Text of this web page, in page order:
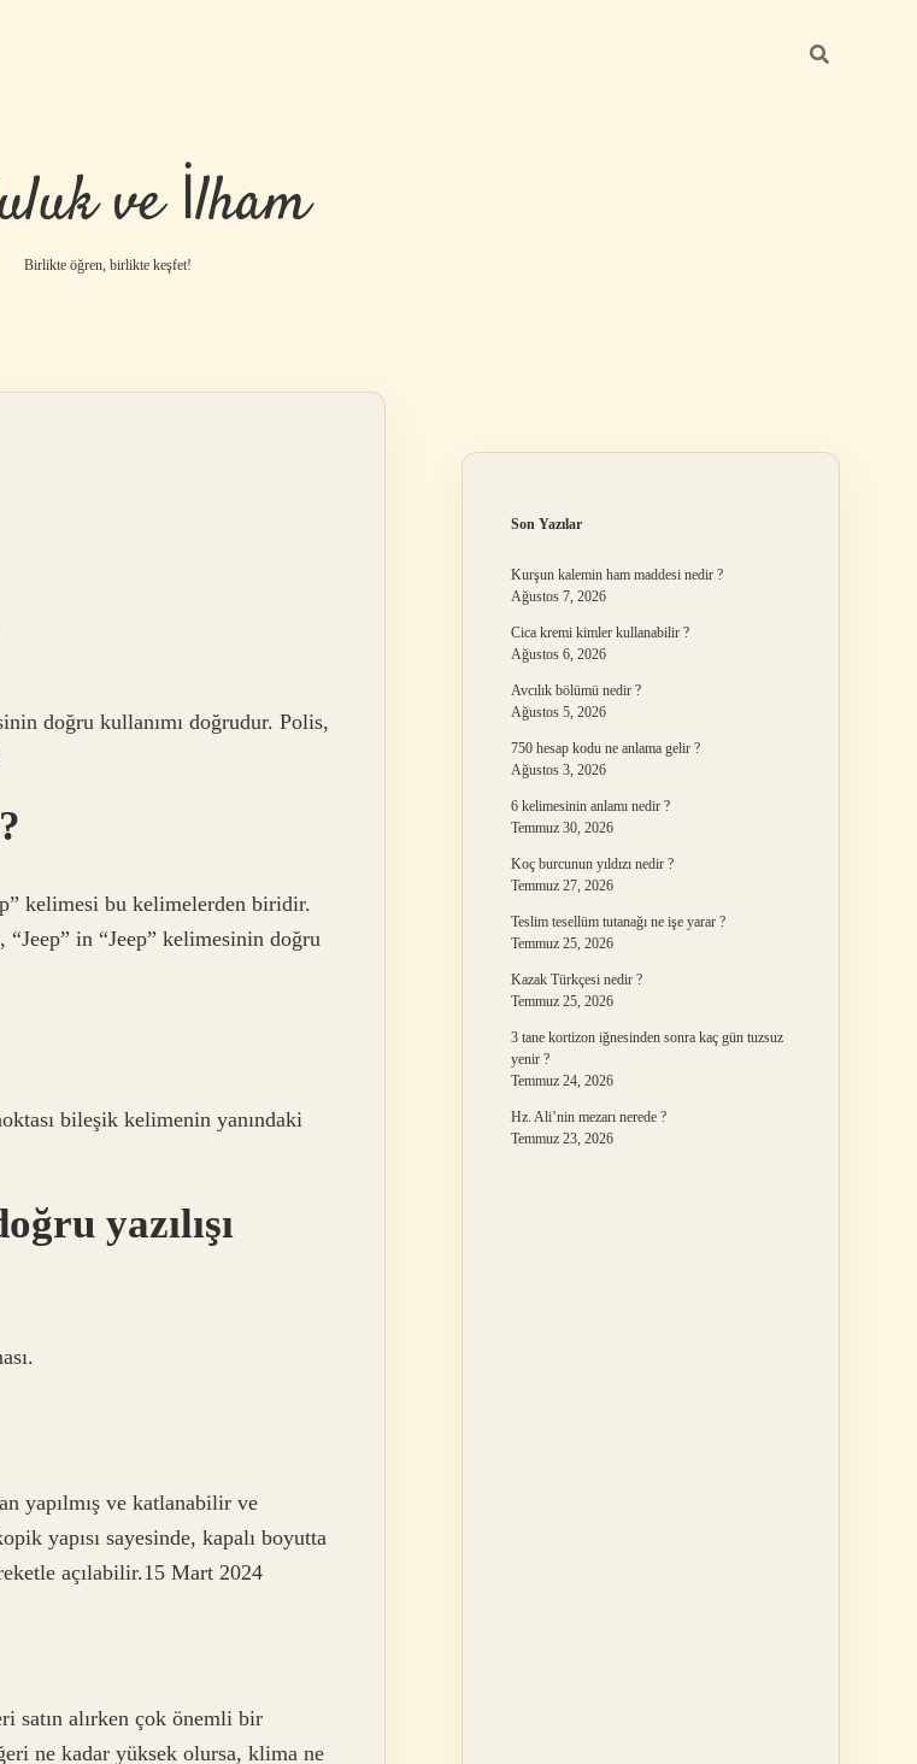
ve İlham
Birlikte öğren, birlikte keşfet!
doğru kullanımı doğrudur. Polis,
kelimesi bu kelimelerden biridir.
in “Jeep” kelimesinin doğru
bileşik kelimenin yanındaki
yazılışı
yapılmış ve katlanabilir ve
yapısı sayesinde, kapalı boyutta
açılabilir.15 Mart 2024
satın alırken çok önemli bir
ne kadar yüksek olursa, klima ne
Son Yazılar
Kurşun kalemin ham maddesi nedir ?
Ağustos 7, 2026
Cica kremi kimler kullanabilir ?
Ağustos 6, 2026
Avcılık bölümü nedir ?
Ağustos 5, 2026
750 hesap kodu ne anlama gelir ?
Ağustos 3, 2026
6 kelimesinin anlamı nedir ?
Temmuz 30, 2026
Koç burcunun yıldızı nedir ?
Temmuz 27, 2026
Teslim tesellüm tutanağı ne işe yarar ?
Temmuz 25, 2026
Kazak Türkçesi nedir ?
Temmuz 25, 2026
3 tane kortizon iğnesinden sonra kaç gün tuzsuz
yenir ?
Temmuz 24, 2026
Hz. Ali’nin mezarı nerede ?
Temmuz 23, 2026